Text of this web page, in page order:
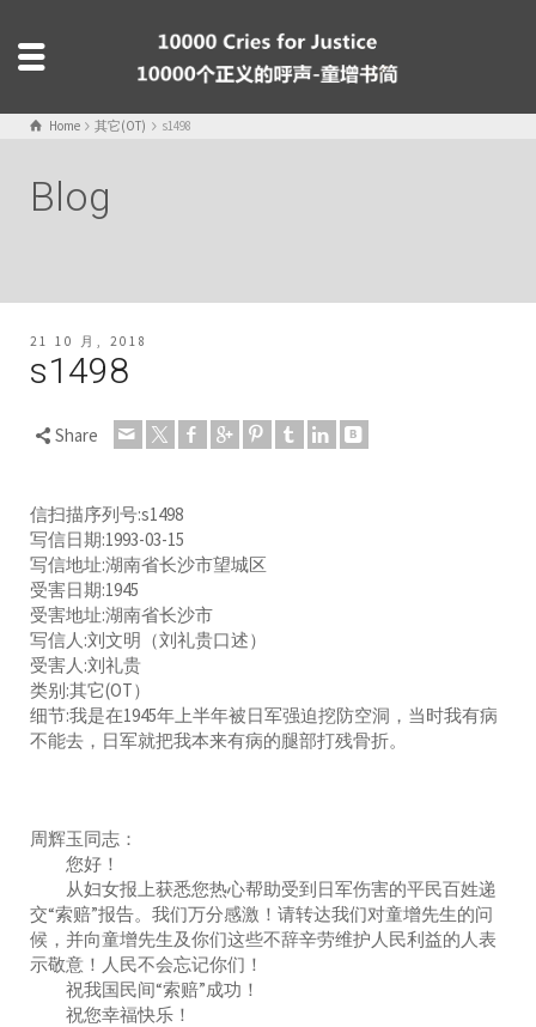
Home 其它(OT) s1498
Blog
21 10 月, 2018
s1498
Share
信扫描序列号:s1498
写信日期:1993-03-15
写信地址:湖南省长沙市望城区
受害日期:1945
受害地址:湖南省长沙市
写信人:刘文明（刘礼贵口述）
受害人:刘礼贵
类别:其它(OT）
细节:我是在1945年上半年被日军强迫挖防空洞，当时我有病
不能去，日军就把我本来有病的腿部打残骨折。
周辉玉同志：
您好！
从妇女报上获悉您热心帮助受到日军伤害的平民百姓递
交“索赔”报告。我们万分感激！请转达我们对童增先生的问
候，并向童增先生及你们这些不辞辛劳维护人民利益的人表
示敬意！人民不会忘记你们！
祝我国民间“索赔”成功！
祝您幸福快乐！